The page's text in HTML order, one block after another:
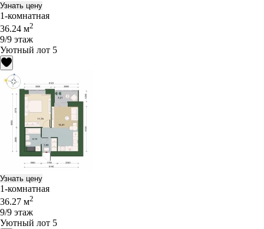
Узнать цену
1-комнатная
36.24 м2
9/9 этаж
Уютный лот 5
Узнать цену
1-комнатная
36.27 м2
9/9 этаж
Уютный лот 5